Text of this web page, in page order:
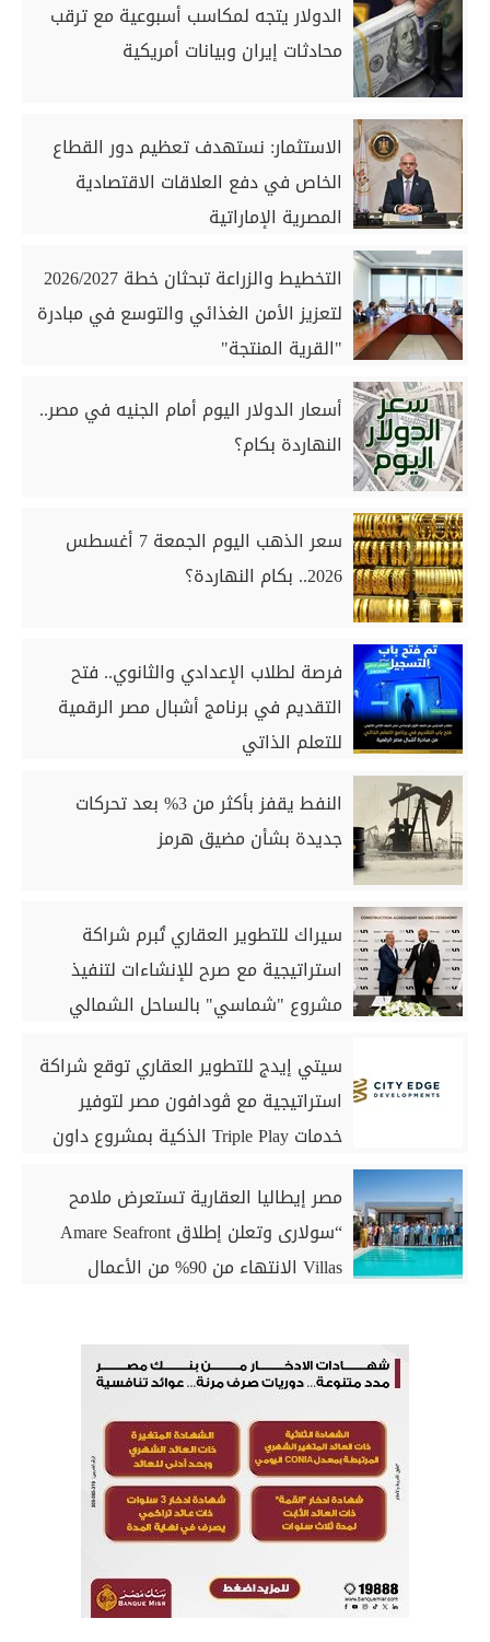
الدولار يتجه لمكاسب أسبوعية مع ترقب
محادثات إيران وبيانات أمريكية
الاستثمار: نستهدف تعظيم دور القطاع
الخاص في دفع العلاقات الاقتصادية
المصرية الإماراتية
التخطيط والزراعة تبحثان خطة 2026/2027
لتعزيز الأمن الغذائي والتوسع في مبادرة
"القرية المنتجة"
أسعار الدولار اليوم أمام الجنيه في مصر..
النهاردة بكام؟
سعر الذهب اليوم الجمعة 7 أغسطس
2026.. بكام النهاردة؟
فرصة لطلاب الإعدادي والثانوي.. فتح
التقديم في برنامج أشبال مصر الرقمية
للتعلم الذاتي
النفط يقفز بأكثر من 3% بعد تحركات
جديدة بشأن مضيق هرمز
سيراك للتطوير العقاري تُبرم شراكة
استراتيجية مع صرح للإنشاءات لتنفيذ
مشروع "شماسي" بالساحل الشمالي
سيتي إيدج للتطوير العقاري توقع شراكة
استراتيجية مع ڤودافون مصر لتوفير
خدمات Triple Play الذكية بمشروع داون
مصر إيطاليا العقارية تستعرض ملامح
“سولارى وتعلن إطلاق Amare Seafront
Villas الانتهاء من 90% من الأعمال